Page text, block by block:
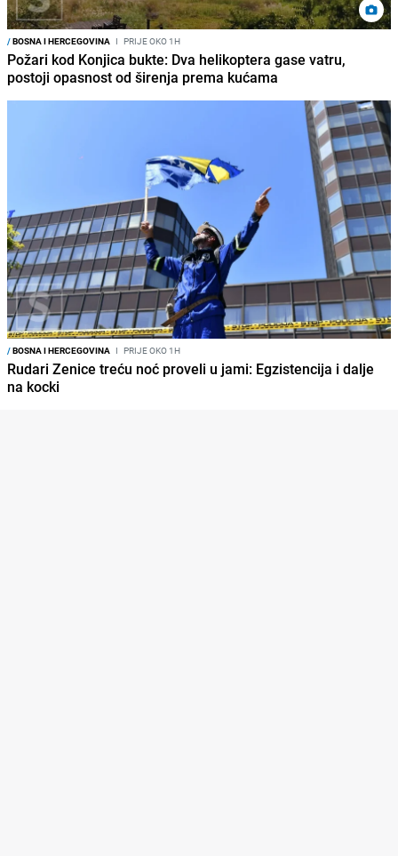
/BOSNA I HERCEGOVINA I PRIJE OKO 1H
Požari kod Konjica bukte: Dva helikoptera gase vatru,
postoji opasnost od širenja prema kućama
/BOSNA I HERCEGOVINA I PRIJE OKO 1H
Rudari Zenice treću noć proveli u jami: Egzistencija i dalje
na kocki